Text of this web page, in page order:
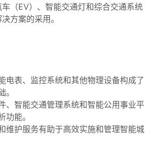
（EV）、智能交通灯和综合交通系统
方案的采用。
电表、监控系统和其他物理设备构成了
、智能交通管理系统和智能公用事业平
功能。
维护服务有助于高效实施和管理智能城